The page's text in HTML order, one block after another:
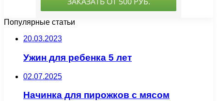
Популярные статьи
20.03.2023
Ужин для ребенка 5 лет
02.07.2025
Начинка для пирожков с мясом